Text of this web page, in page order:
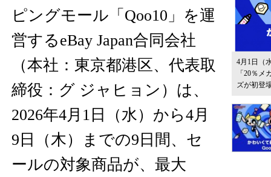
4月1日（
「20％
ズが初登
ピングモール「Qoo10」を運
営するeBay Japan合同会社
（本社：東京都港区、代表取
締役：グ ジャヒョン）は、
2026年4月1日（水）から4月
9日（木）までの9日間、セ
ールの対象商品が、最大